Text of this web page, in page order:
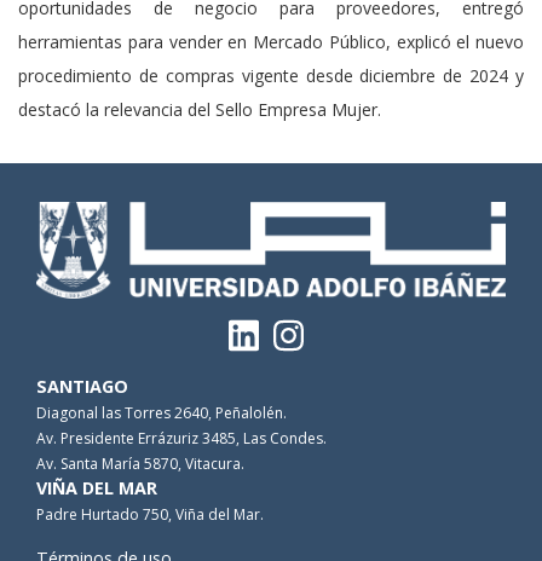
oportunidades de negocio para proveedores, entregó
herramientas para vender en Mercado Público, explicó el nuevo
procedimiento de compras vigente desde diciembre de 2024 y
destacó la relevancia del Sello Empresa Mujer.
SANTIAGO
Diagonal las Torres 2640, Peñalolén.
Av. Presidente Errázuriz 3485, Las Condes.
Av. Santa María 5870, Vitacura.
VIÑA DEL MAR
Padre Hurtado 750, Viña del Mar.